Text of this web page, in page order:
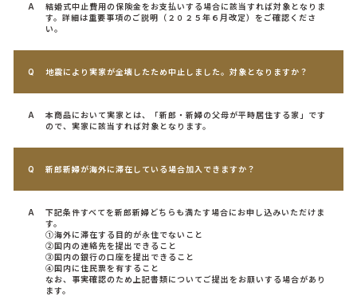
結婚式中止費用の保険金をお支払いする場合に該当すれば対象となりま
す。詳細は重要事項のご説明（２０２５年６月改定）をご確認くださ
い。
地震により実家が全壊したため中止しました。対象となりますか？
本商品において実家とは、「新郎・新婦の父母が平時居住する家」です
ので、実家に該当すれば対象となります。
新郎新婦が海外に滞在している場合加入できますか？
下記条件すべてを新郎新婦どちらも満たす場合にお申し込みいただけま
す。
①海外に滞在する目的が永住でないこと
②国内の連絡先を提出できること
③国内の銀行の口座を提出できること
④国内に住民票を有すること
なお、事実確認のため上記書類についてご提出をお願いする場合があり
ます。